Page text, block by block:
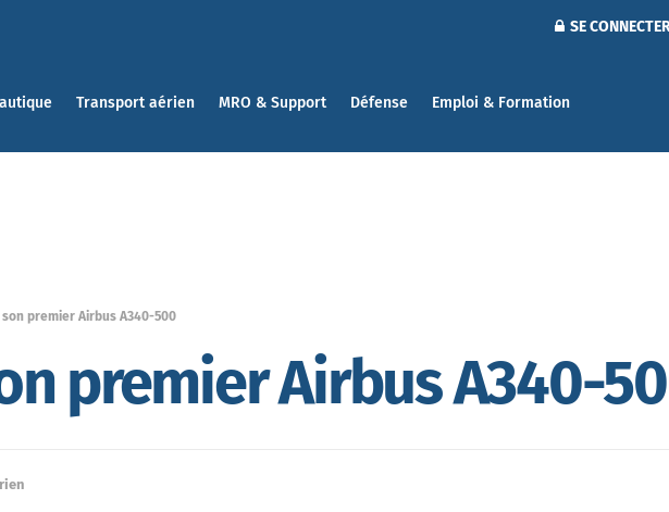
SE
Transport aérien MRO & Support Défense Emploi & Formation
premier Airbus A340-500
premier Airbus A340-